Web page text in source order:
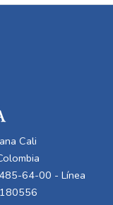
Cali
64-00 - Línea